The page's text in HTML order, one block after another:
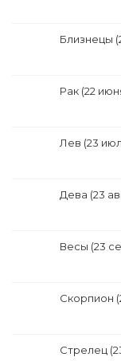
Близнецы
Рак (22
Лев (23
Дева (23
Весы (23
Скорпион
Стрелец